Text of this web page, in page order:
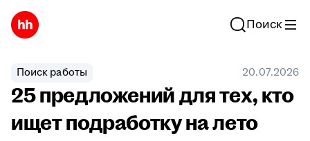
Поиск
Поиск работы 20.07.2026
25 предложений для тех, кто
ищет подработку на лето